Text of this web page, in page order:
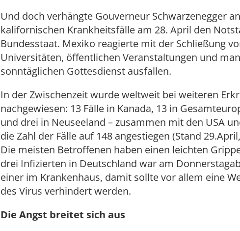
Und doch verhängte Gouverneur Schwarzenegger
kalifornischen Krankheitsfälle am 28. April den
Bundesstaat. Mexiko reagierte mit der Schließung
Universitäten, öffentlichen Veranstaltungen und
sonntäglichen Gottesdienst ausfallen.
In der Zwischenzeit wurde weltweit bei weiteren
nachgewiesen: 13 Fälle in Kanada, 13 in
und drei in Neuseeland – zusammen mit den USA
die Zahl der Fälle auf 148 angestiegen (Stand
Die meisten Betroffenen haben einen leichten
drei Infizierten in Deutschland war am
einer im Krankenhaus, damit sollte vor allem eine
des Virus verhindert werden.
Die Angst breitet sich aus